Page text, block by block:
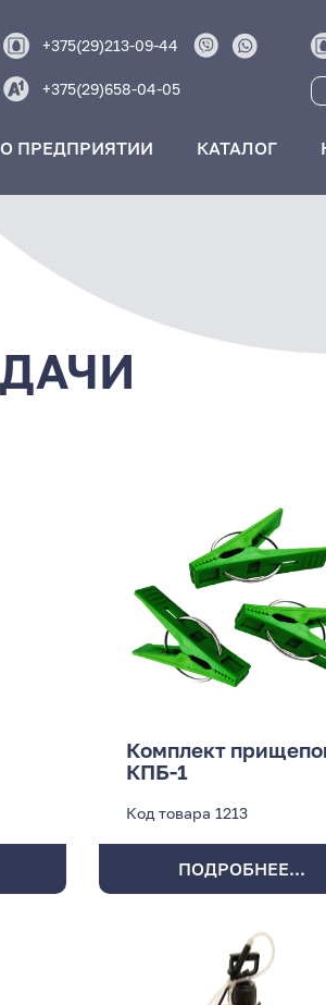
+375(29)213-09-44
+375(29)658-04-05
О ПРЕДПРИЯТИИ КАТАЛОГ
Комплект
КПБ-1
Код товара 1213
ПОДРОБНЕЕ...